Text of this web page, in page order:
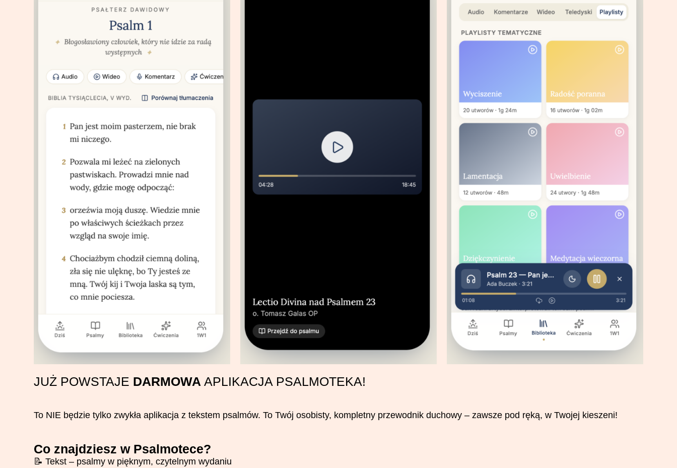
JUŻ POWSTAJE DARMOWA APLIKACJA PSALMOTEKA!
To NIE będzie tylko zwykła aplikacja z tekstem psalmów. To Twój osobisty, kompletny przewodnik duchowy – zawsze pod ręką, w Twojej kieszeni!
Co znajdziesz w Psalmotece?
📝 Tekst – psalmy w pięknym, czytelnym wydaniu